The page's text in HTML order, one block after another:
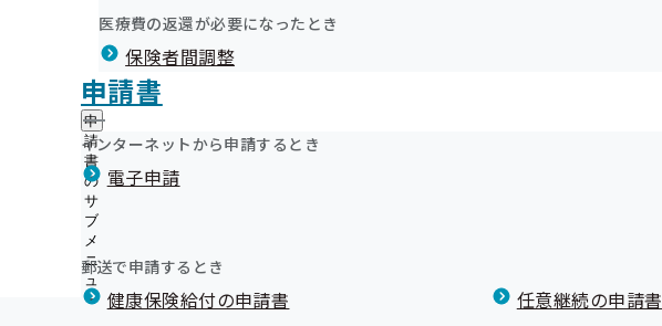
医療費の返還が必要になったとき
保険者間調整
申請書
申
請
書
の
サ
ブ
メ
ニ
ュ
ー
インターネットから申請するとき
電子申請
郵送で申請するとき
健康保険給付の申請書 任意継続の申請書
2024年度 支部別スコアリングレポート（福岡支部版）を作成しました
福岡支部 第3期保健事業実施計画（データヘルス計画）
対象の加入者様へ「喫煙リスクに関するお知らせ」をお送りしています
管理栄養士によるおすすめの健康レシピ
おっしょい！！健康情報
【医療機関・薬局向け】 ジェネリック医薬品（後発医薬品）実績リス
ト
健康保険料率に関する制度「インセンティブ制度」について
退職後の健康保険加入のご案内
確定申告や年末調整における任意継続保険料の確認について
福岡支部では、業務の一部を外部委託しています
協会けんぽGUIDE BOOK
マイナ保険証利用促進広報素材
協会けんぽ福岡支部のLINE公式アカウントを開設しました♪
知っていますか？バイオシミラー
令和８年度バイオシミラー普及に関するオンラインセミナーを開催しま
す
令和７年度バイオシミラー普及に関するセミナーを開催しました
統計情報
福岡支部について
所在地・連絡先
調達情報
採用情報
個人情報保護
地方自治体及び関係団体との連携協定
情報公開
評議会
事務処理誤り
リンク集
、送付書２事業所分を誤って封入し、発送を行った。
情報が漏洩した。